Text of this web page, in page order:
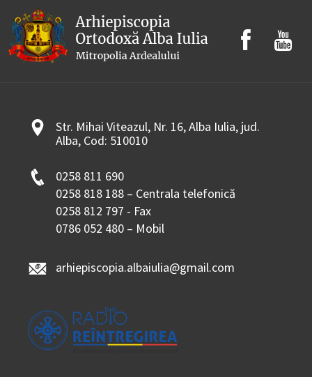
Str. Mihai Viteazul, Nr. 16, Alba Iulia, jud.
Alba, Cod: 510010
0258 811 690
0258 818 188 – Centrala telefonică
0258 812 797 - Fax
0786 052 480 – Mobil
arhiepiscopia.albaiulia@gmail.com